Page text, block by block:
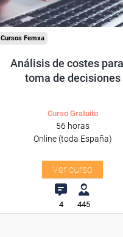
Cursos Femxa
Análisis de costes
toma de decisiones
Curso Gratuito
56 horas
Online (toda España)
Ver curso
4 445